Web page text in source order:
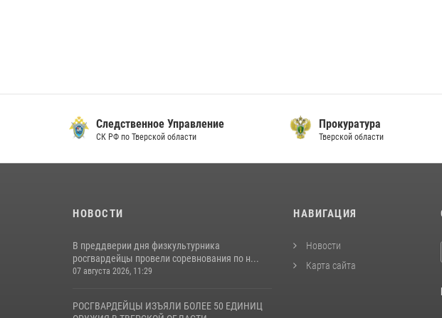
Следственное Управление
СК РФ по Тверской области
Прокуратура
Тверской области
НОВОСТИ
В преддверии дня физкультурника
росгвардейцы провели соревнования по н...
07 августа 2026, 11:29
РОСГВАРДЕЙЦЫ ИЗЪЯЛИ БОЛЕЕ 50 ЕДИНИЦ
НАВИГАЦИЯ
Новости
Карта сайта